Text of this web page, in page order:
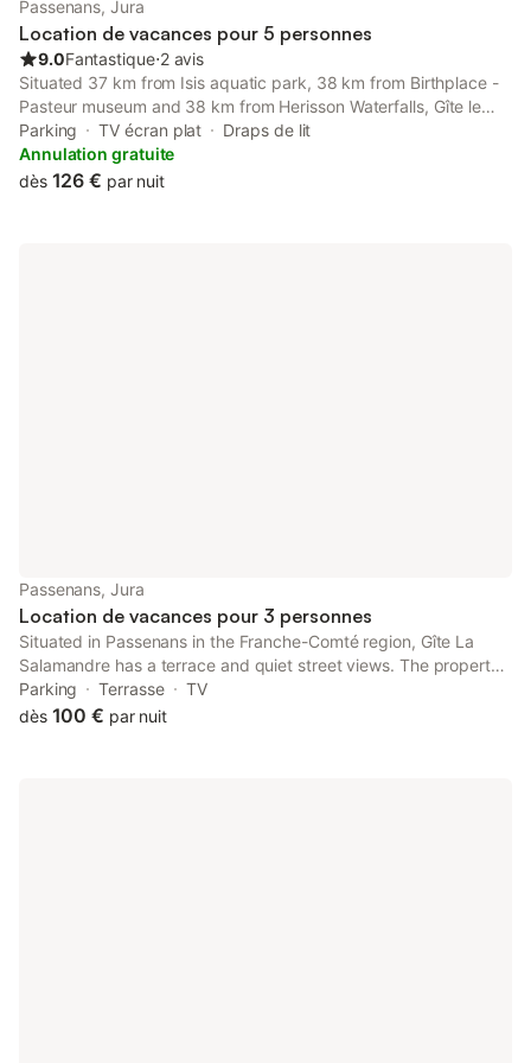
Passenans, Jura
Location de vacances pour 5 personnes
9.0Fantastique⋅2 avis
Situated 37 km from Isis aquatic park, 38 km from Birthplace -
Pasteur museum and 38 km from Herisson Waterfalls, Gîte le
Lynx provides accommodation set in Passenans.
Parking TV écran plat
Draps de lit
Annulation gratuite
dès 126 € par nuit
Passenans, Jura
Location de vacances pour 3 personnes
Situated in Passenans in the Franche-Comté region, Gîte La
Salamandre has a terrace and quiet street views. The property
is set 31 km from Lac de Chalain, 37 km from Isis aquatic park
and 38 km from Birthplace - Pasteur museum.
Parking Terrasse
TV
dès 100 € par nuit